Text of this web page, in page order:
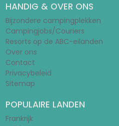
HANDIG & OVER ONS
Bijzondere campingplekken
Campingjobs/Couriers
Resorts op de ABC-eilanden
Over ons
Contact
Privacybeleid
Sitemap
POPULAIRE LANDEN
Frankrijk